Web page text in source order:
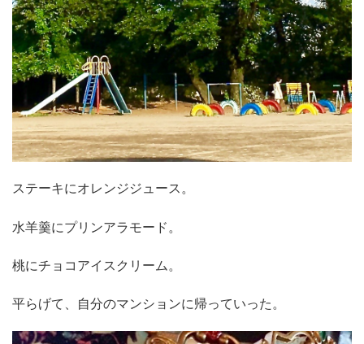
ステーキにオレンジジュース。
水羊羹にプリンアラモード。
桃にチョコアイスクリーム。
平らげて、自分のマンションに帰っていった。